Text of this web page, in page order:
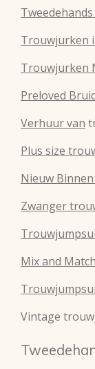
Trouwjurken
Trouwjurken
Preloved
Verhuur van
Plus size
Nieuw
Zwanger
Mix and
Vintage